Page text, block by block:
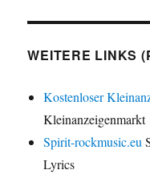
WEITERE LINKS
Kostenloser
Kleinanzeigenmarkt
Spirit-rockmusic.eu
Lyrics